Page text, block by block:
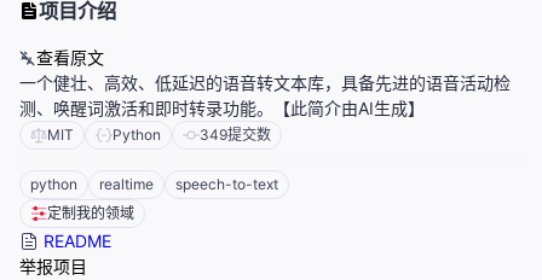
项目介绍
查看原文
一个健壮、高效、低延迟的语音转文本库，具备先进的语音活动检
测、唤醒词激活和即时转录功能。【此简介由AI生成】
MIT Python 349提交数
python realtime
speech-to-text
定制我的领域
README
举报项目